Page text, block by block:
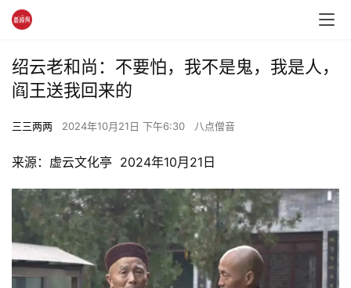
绍云老和尚：不要怕，我不是鬼，我是人，
阎王送我回来的
三三两两 2024年10月21日 下午6:30 八点僧音
来源：虚云文化亭  2024年10月21日